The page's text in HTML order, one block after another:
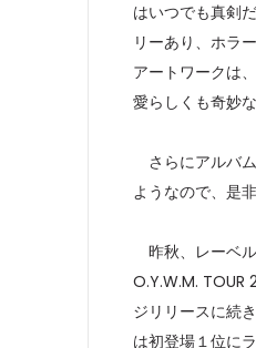
はいつでも真剣
リーあり、ホラ
アートワークは
愛らしくも奇妙
さらにアルバ
ようなので、是
昨秋、レーベ
O.Y.W.M. TOUR
ジリリースに続
は初登場１位に